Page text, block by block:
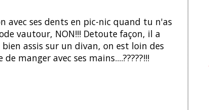
avec ses dents en pic-nic quand tu n'as
vautour, NON!!! Detoute façon, il a
assis sur un divan, on est loin des
manger avec ses mains....?????!!!